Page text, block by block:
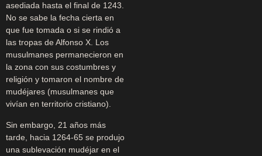
asediada hasta el final de 1243.
No se sabe la fecha cierta en
que fue tomada o si se rindió a
las tropas de Alfonso X. Los
musulmanes permanecieron en
la zona con sus costumbres y
religión y tomaron el nombre de
mudéjares (musulmanes que
vivían en territorio cristiano).
Sin embargo, 21 años más
tarde, hacia 1264-65 se produjo
una sublevación mudéjar en el